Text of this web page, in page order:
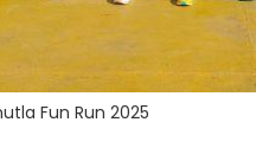
Fun Run 2025